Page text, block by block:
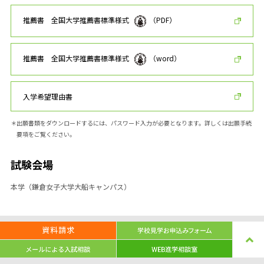
推薦書 全国大学推薦書標準様式 （PDF）
推薦書 全国大学推薦書標準様式 （word）
入学希望理由書
＊出願書類をダウンロードするには、パスワード入力が必要となります。詳しくは出願手続
要項をご覧ください。
試験会場
本学（鎌倉女子大学大船キャンパス）